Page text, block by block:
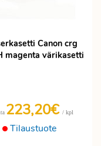
Canon crg
magenta värikasetti
Tilaustuote
223,20€ / kpl